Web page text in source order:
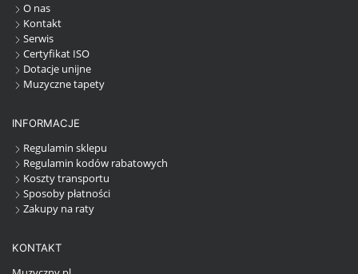
O nas
Kontakt
Serwis
Certyfikat ISO
Dotacje unijne
Muzyczne tapety
INFORMACJE
Regulamin sklepu
Regulamin kodów rabatowych
Koszty transportu
Sposoby płatności
Zakupy na raty
KONTAKT